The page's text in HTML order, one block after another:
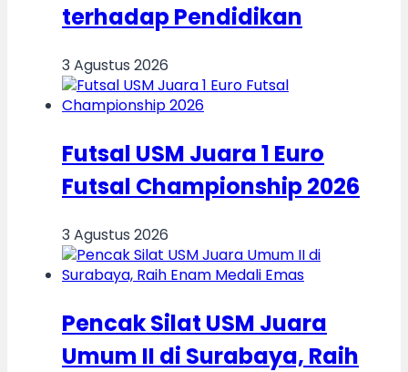
terhadap Pendidikan
3 Agustus 2026
Futsal USM Juara 1 Euro
Futsal Championship 2026
3 Agustus 2026
Pencak Silat USM Juara
Umum II di Surabaya, Raih